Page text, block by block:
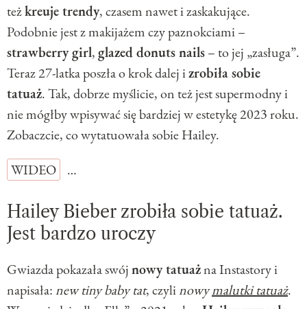
teżkreuje trendy, czasem nawet i zaskakujące.
Podobnie jest z makijażem czy paznokciami –
strawberry girl,glazed donuts nails– to jej „zasługa”.
Teraz 27-latka poszła o krok dalej izrobiła sobie
tatuaż. Tak, dobrze myślicie, on też jest supermodny i
nie mógłby wpisywać się bardziej w estetykę 2023 roku.
Zobaczcie, co wytatuowała sobie Hailey.
WIDEO
…
Hailey Bieber zrobiła sobie tatuaż.
Jest bardzo uroczy
Gwiazda pokazała swójnowy tatuażna Instastory i
napisała:new tiny baby tat, czylinowymalutki tatuaż.